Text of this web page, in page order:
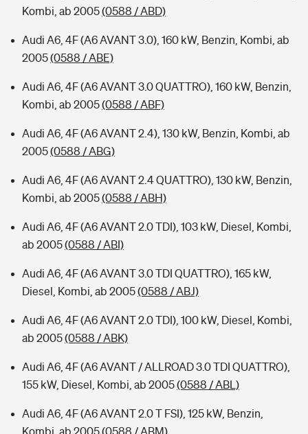
Kombi, ab 2005(0588 / ABD)
Audi A6, 4F (A6 AVANT 3.0), 160 kW, Benzin, Kombi, ab
2005(0588 / ABE)
Audi A6, 4F (A6 AVANT 3.0 QUATTRO), 160 kW, Benzin,
Kombi, ab 2005(0588 / ABF)
Audi A6, 4F (A6 AVANT 2.4), 130 kW, Benzin, Kombi, ab
2005(0588 / ABG)
Audi A6, 4F (A6 AVANT 2.4 QUATTRO), 130 kW, Benzin,
Kombi, ab 2005(0588 / ABH)
Audi A6, 4F (A6 AVANT 2.0 TDI), 103 kW, Diesel, Kombi,
ab 2005(0588 / ABI)
Audi A6, 4F (A6 AVANT 3.0 TDI QUATTRO), 165 kW,
Diesel, Kombi, ab 2005(0588 / ABJ)
Audi A6, 4F (A6 AVANT 2.0 TDI), 100 kW, Diesel, Kombi,
ab 2005(0588 / ABK)
Audi A6, 4F (A6 AVANT / ALLROAD 3.0 TDI QUATTRO),
155 kW, Diesel, Kombi, ab 2005(0588 / ABL)
Audi A6, 4F (A6 AVANT 2.0 T FSI), 125 kW, Benzin,
Kombi, ab 2005(0588 / ABM)